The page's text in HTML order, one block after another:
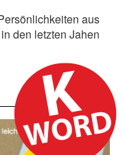
aus
den letzten Jahen